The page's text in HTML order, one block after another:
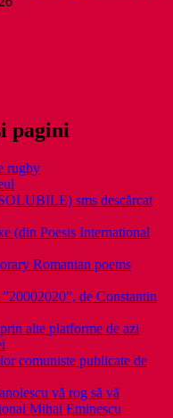
pagini
rugby
sms descărcat
(din Poesis International
Romanian poems
de Constantin
alte platforme de azi
comuniste publicate de
vă rog să vă
Mihai Eminescu